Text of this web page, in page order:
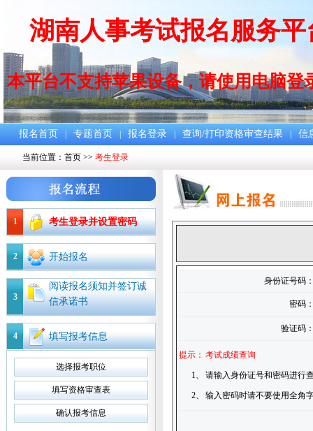
湖南人事考试报名服务平
本平台不支持苹果设备，请使用电脑登
报名首页 专题首页 报名登录 查询/打印资格审查结果 信
当前位置： 首页 >> 考生登录
1 考生登录并设置密码
2 开始报名
3
阅读报名须知并签订诚
信承诺书
4 填写报考信息
选择报考职位
填写资格审查表
确认报考信息
身份证号码
密码
验证码
提示： 考试成绩查询
1、 请输入身份证号和密码进行
2、 输入密码时请不要使用全角